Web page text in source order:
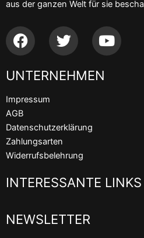
aus der ganzen Welt für sie
F
a
e
o
o
k
T
w
t
r
Y
o
UNTERNEHMEN
Impressum
AGB
Datenschutzerklärung
Zahlungsarten
Widerrufsbelehrung
INTERESSANTE LINKS
NEWSLETTER